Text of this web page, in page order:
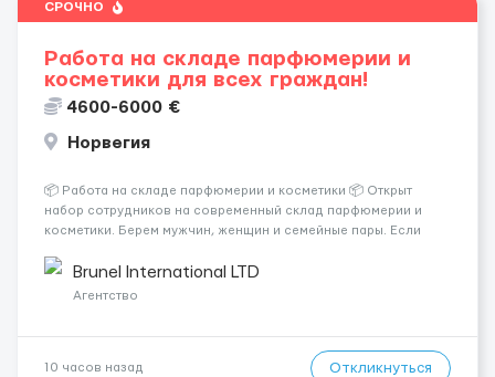
СРОЧНО
Работа на складе парфюмерии и
косметики для всех граждан!
4600-6000 €
Норвегия
📦 Работа на складе парфюмерии и косметики 📦 Открыт
набор сотрудников на современный склад парфюмерии и
косметики. Берем мужчин, женщин и семейные пары. Если
обучают уже после приезда. Работа не тяжелая. Нужно
собирать заказы, сортиро...
Brunel International LTD
Агентство
10 часов назад Откликнуться